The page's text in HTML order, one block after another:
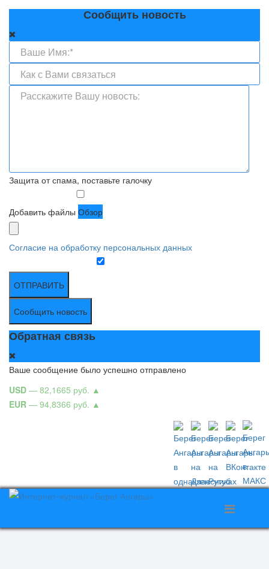
Сообщить новость
Защита от спама, поставьте галочку
Добавить файлы Обзор
Согласие на обработку персональных данных
ОТПРАВИТЬ
Сообщить новость
Обратная связь
Ваше сообщение было успешно отправлено
USD — 82,1665 руб. ▲
EUR — 94,8366 руб. ▲